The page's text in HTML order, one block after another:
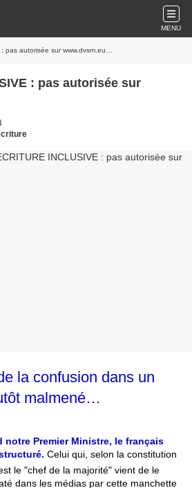
MENU
pas autorisée sur www.dvsm.eu…
: pas autorisée sur
la confusion dans un
malmené…
notre Premier Ministre, le français
Celui qui, selon la constitution
le "chef de la majorité" vient de le
dans les médias par cette manchette